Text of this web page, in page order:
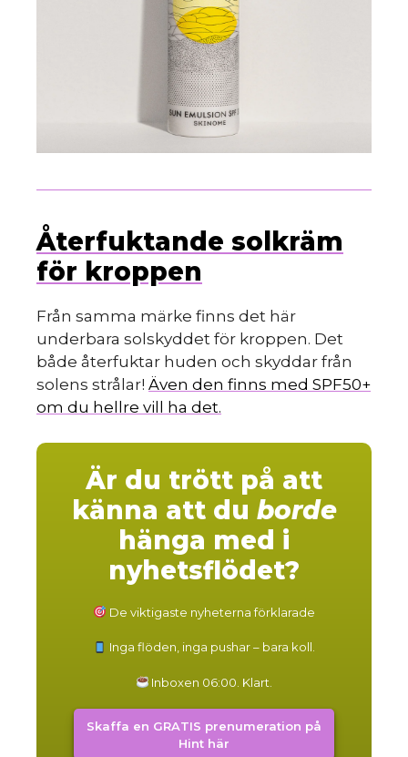
Återfuktande solkräm
för kroppen
Från samma märke finns det här
underbara solskyddet för kroppen. Det
både återfuktar huden och skyddar från
solens strålar! Även den finns med SPF50+
om du hellre vill ha det.
Är du trött på att
känna att du borde
hänga med i
nyhetsflödet?
De viktigaste nyheterna förklarade
Inga flöden, inga pushar – bara koll.
Inboxen 06:00. Klart.
Skaffa en GRATIS prenumeration på
Hint här